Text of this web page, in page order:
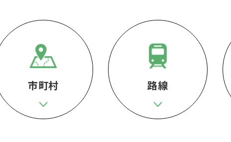
市町村 路線